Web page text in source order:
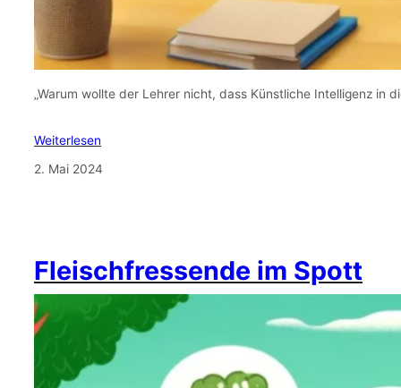
„Warum wollte der Lehrer nicht, dass Künstliche Intelligenz in
Weiterlesen
2. Mai 2024
Fleischfressende im Spott